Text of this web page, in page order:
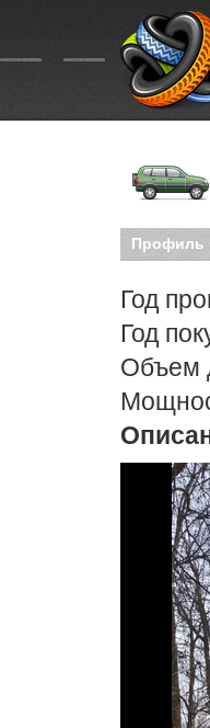
Профиль
Год
Год
Объем